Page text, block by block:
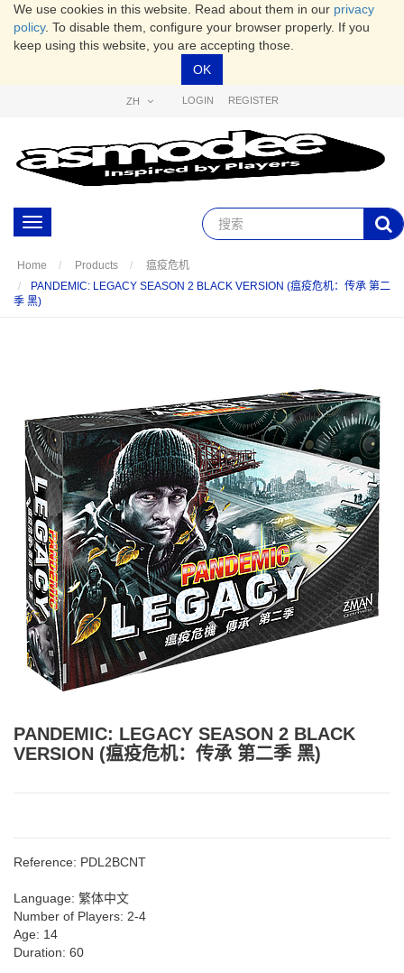
We use cookies in this website. Read about them in our privacy
policy. To disable them, configure your browser properly. If you
keep using this website, you are accepting those.
OK
ZH LOGIN REGISTER
Toggle
navigation
Home Products
瘟疫危机
PANDEMIC: LEGACY SEASON 2 BLACK VERSION (瘟疫危机：传承 第二
季 黑)
PANDEMIC: LEGACY SEASON 2 BLACK
VERSION (瘟疫危机：传承 第二季 黑)
Reference: PDL2BCNT
Language: 繁体中文
Number of Players: 2-4
Age: 14
Duration: 60